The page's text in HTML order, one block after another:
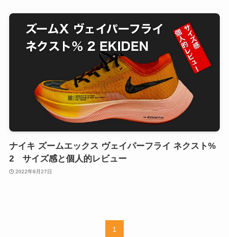
ナイキ ズームエックス ヴェイパーフライ ネクスト%
2 サイズ感と個人的レビュー
2022年9月27日
1